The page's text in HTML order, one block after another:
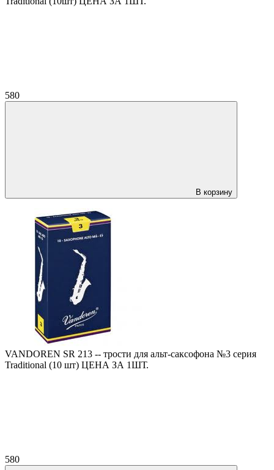
580
В корзину
VANDOREN SR 213 -- трости для альт-саксофона №3 серия
Traditional (10 шт) ЦЕНА ЗА 1ШТ.
580